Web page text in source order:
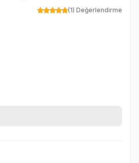
(1) Değerlendirme